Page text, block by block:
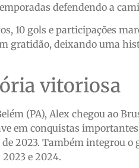
defendendo a
10 gols e participações
gratidão, deixando uma
vitoriosa
(PA), Alex chegou ao
em conquistas
2023. Também integrou o
e 2024.